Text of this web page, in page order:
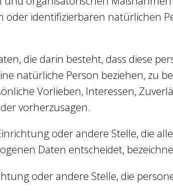
identifizierbaren natürlichen
die darin besteht, dass diese
natürliche Person beziehen, zu
Vorlieben, Interessen,
vorherzusagen.
oder andere Stelle, die
Daten entscheidet,
oder andere Stelle, die